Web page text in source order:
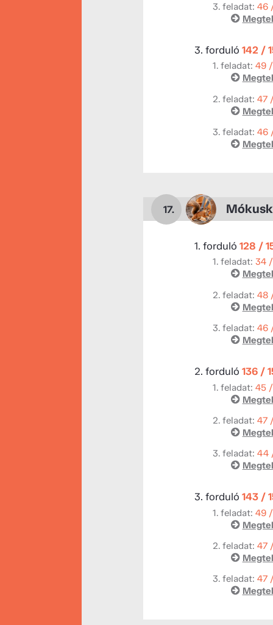
3. feladat: 46
3. forduló 142 /
1. feladat: 49
2. feladat: 47
3. feladat: 46
17.
1. forduló 128 /
1. feladat: 34
2. feladat: 48
3. feladat: 46
2. forduló 136 /
1. feladat: 45
2. feladat: 47
3. feladat: 44
3. forduló 143 /
1. feladat: 49
2. feladat: 47
3. feladat: 47